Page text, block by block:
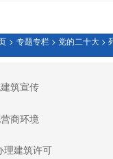
> 专题专栏 > 党的二十大 >
筑宣传
商环境
理建筑许可